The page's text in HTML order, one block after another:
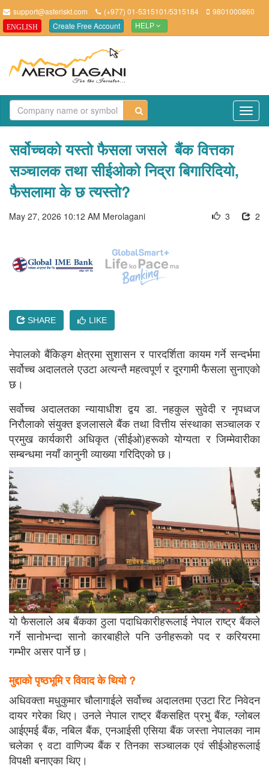
support@asteriskt.com (+977) 01-5315101/5315184 9801000860
ENGLISH Create Free Account HELP
सर्वोच्चको यस्तो फैसला जसले बैंक वित्तका
सञ्चालक तथा सीईओको निद्रा बिगारिदियाे,
फैसलामा के छ त्यस्ताे?
May 27, 2026 10:12 AM Merolagani 2
3
SHARE LIKE
नेपालको बैंकिङ्ग क्षेत्रमा सुशासन र पारदर्शिता कायम गर्ने सन्दर्भमा
सर्वोच्च अदालतले एउटा अत्यन्तै महत्वपूर्ण र दूरगामी फैसला सुनाएको
छ।
सर्वोच्च अदालतका न्यायाधीश द्वय डा. नहकुल सुवेदी र नृपध्वज
निरौलाको संयुक्त इजलासले बैंक तथा वित्तीय संस्थाका सञ्चालक र
प्रमुख कार्यकारी अधिकृत (सीईओ)हरूको योग्यता र जिम्मेवारीका
सम्बन्धमा नयाँ कानुनी व्याख्या गरिदिएको छ।
यो फैसलाले अब बैंकका ठुला पदाधिकारीहरूलाई नेपाल राष्ट्र बैंकले
गर्ने सानोभन्दा सानो कारबाहीले पनि उनीहरूको पद र करियरमा
गम्भीर असर पार्ने छ।
मुद्दाको पृष्ठभूमि र विवाद के थियो ?
अधिवक्ता मधुकुमार चौलागाईले सर्वोच्च अदालतमा एउटा रिट निवेदन
दायर गरेका थिए। उनले नेपाल राष्ट्र बैंकसहित प्रभु बैंक, ग्लोबल
आईएमई बैंक, नबिल बैंक, एनआईसी एसिया बैंक जस्ता नेपालका नाम
चलेका ९ वटा वाणिज्य बैंक र तिनका सञ्चालक एवं सीईओहरूलाई
विपक्षी बनाएका थिए।